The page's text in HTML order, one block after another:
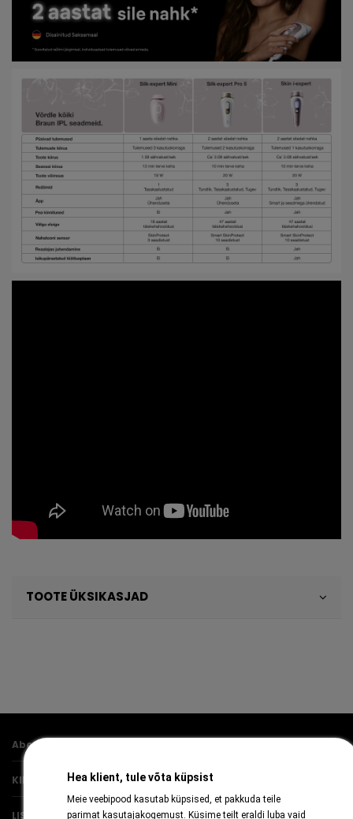
TOOTE ÜKSIKASJAD
Abestock AS
KIIRVIITED
LISAINFO
Hea klient, tule võta küpsist
Meie veebipood kasutab küpsised, et pakkuda teile
parimat kasutajakogemust. Küsime teilt eraldi luba vaid